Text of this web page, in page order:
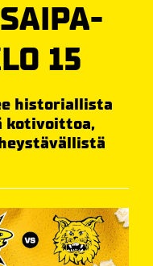
15
historiallista
kotivoittoa,